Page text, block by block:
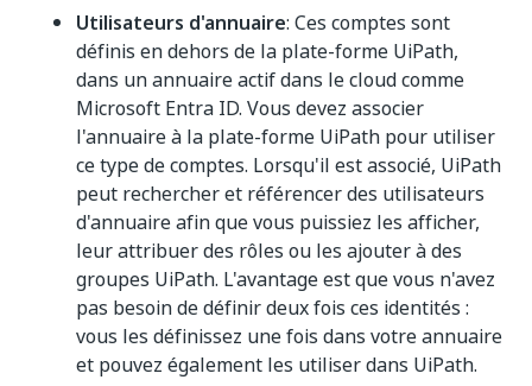
Utilisateurs d'annuaire: Ces comptes sont
définis en dehors de la plate-forme UiPath,
dans un annuaire actif dans le cloud comme
Microsoft Entra ID. Vous devez associer
l'annuaire à la plate-forme UiPath pour utiliser
ce type de comptes. Lorsqu'il est associé, UiPath
peut rechercher et référencer des utilisateurs
d'annuaire afin que vous puissiez les afficher,
leur attribuer des rôles ou les ajouter à des
groupes UiPath. L'avantage est que vous n'avez
pas besoin de définir deux fois ces identités :
vous les définissez une fois dans votre annuaire
et pouvez également les utiliser dans UiPath.